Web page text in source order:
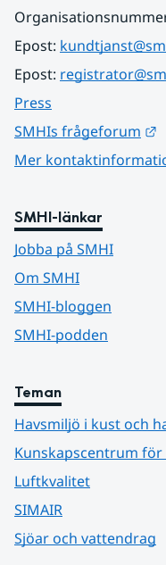
Epost:
Epost:
Press
SMHIs frågeforum
Mer
SMHI-länkar
Jobba på SMHI
Om SMHI
SMHI-bloggen
SMHI-podden
Teman
Havsmiljö i kust och
Kunskapscentrum
Luftkvalitet
SIMAIR
Sjöar och vattendrag